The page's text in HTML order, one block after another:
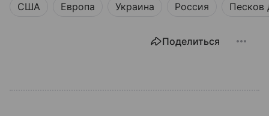
США Европа Украина Россия Песков
Поделиться